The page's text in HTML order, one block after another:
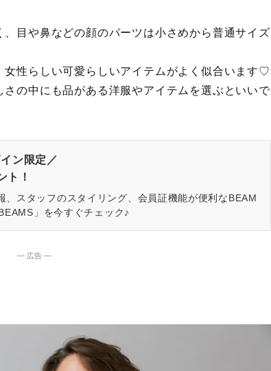
目や鼻などの顔のパーツは小さめから普通サイズ
女性らしい可愛らしいアイテムがよく似合います♡
の中にも品がある洋服やアイテムを選ぶといいで
ン限定／
ト！
、スタッフのスタイリング、会員証機能が便利なBEAM
」を今すぐチェック♪
― 広告 ―